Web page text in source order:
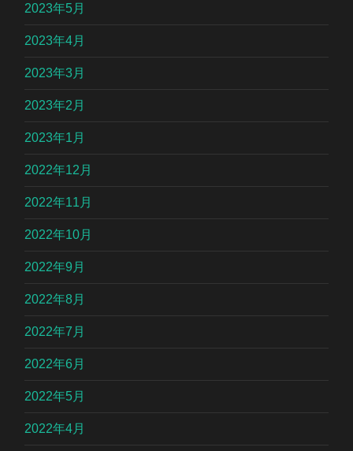
2023年5月
2023年4月
2023年3月
2023年2月
2023年1月
2022年12月
2022年11月
2022年10月
2022年9月
2022年8月
2022年7月
2022年6月
2022年5月
2022年4月